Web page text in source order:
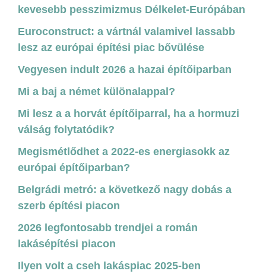
kevesebb pesszimizmus Délkelet-Európában
Euroconstruct: a vártnál valamivel lassabb
lesz az európai építési piac bővülése
Vegyesen indult 2026 a hazai építőiparban
Mi a baj a német különalappal?
Mi lesz a a horvát építőiparral, ha a hormuzi
válság folytatódik?
Megismétlődhet a 2022-es energiasokk az
európai építőiparban?
Belgrádi metró: a következő nagy dobás a
szerb építési piacon
2026 legfontosabb trendjei a román
lakásépítési piacon
Ilyen volt a cseh lakáspiac 2025-ben